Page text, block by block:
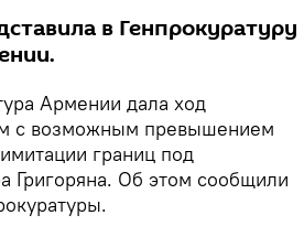
в Генпрокуратуру
Армении дала ход
с возможным превышением
границ под
Григоряна. Об этом сообщили